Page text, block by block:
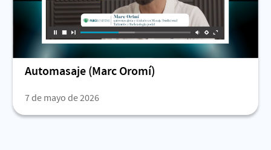
Automasaje (Marc Oromí)
7 de mayo de 2026